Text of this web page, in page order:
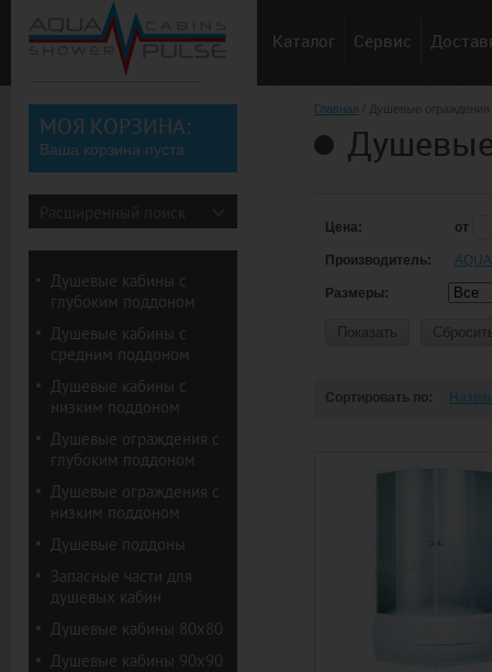
Каталог Сервис
Главная / Душевые
Цена: от
Производитель:
Размеры:
Показать
Сортировать по:
МОЯ КОРЗИНА:
Ваша корзина пуста
Душевые кабины с
глубоким поддоном
Душевые кабины с
средним поддоном
Душевые кабины с
низким поддоном
Душевые ограждения с
глубоким поддоном
Душевые ограждения с
низким поддоном
Душевые поддоны
Запасные части для
душевых кабин
Душевые кабины 80х80
Душевые кабины 90х90